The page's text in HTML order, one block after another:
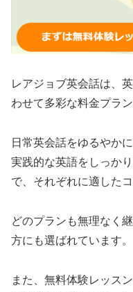
レアジョブ英会話は、
わせて多彩な料金プラ
日常英会話をゆるやか
実践的な英語をしっか
で、それぞれに適した
どのプランも無理なく
方にも選ばれています。
また、無料体験レッス